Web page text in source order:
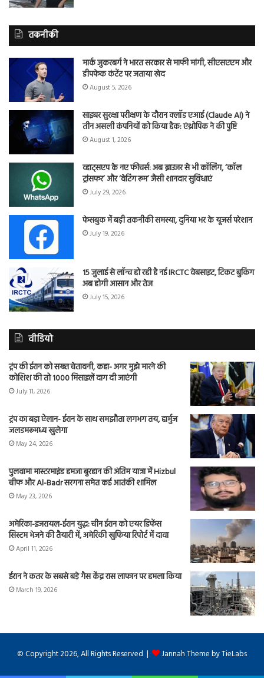
तकनीकी
मार्क जुकरबर्ग ने भारत सरकार से माफी मांगी, सीएसएएम और
डीपफेक कंटेंट पर जताया खेद
August 5, 2026
साइबर सुरक्षा परीक्षण के दौरान क्लॉड एआई (Claude AI) ने
तीन असली कंपनियों को किया हैक: एंथ्रोपिक ने की पुष्टि
August 1, 2026
व्हाट्सएप के नए फीचर्स: अब ब्राउजर से भी कॉलिंग, ‘कॉल
ट्रांसफर’ और ‘वेटिंग रूम’ जैसी शानदार सुविधाएं
July 29, 2026
फेसबुक में बड़ी तकनीकी समस्या, दुनिया भर के यूजर्स परेशान
July 19, 2026
15 जुलाई से लॉन्च हो रही है नई IRCTC वेबसाइट, टिकट बुकिंग
अब होगी आसान और तेज
July 15, 2026
वीडियो
ट्रंप की ईरान को सख्त चेतावनी, कहा- अगर मुझे मारने की
कोशिश की तो 1000 मिसाइलें दाग दी जाएंगी
July 11, 2026
ट्रंप का बड़ा ऐलान- ईरान के साथ समझौता लगभग तय, हार्मुज
जलडमरूमध्य खुलेगा
May 24, 2026
पुलवामा मास्टरमाइंड हमजा बुरहान की अंतिम यात्रा में Hizbul
चीफ और Al-Badr सरगना समेत कई आतंकी शामिल
May 23, 2026
अमेरिका-इजरायल-ईरान युद्ध: चीन ईरान को एयर डिफेंस
सिस्टम भेजने की तैयारी में, अमेरिकी खुफिया रिपोर्ट में दावा
April 11, 2026
ईरान ने कतर के सबसे बड़े गैस केंद्र रास लाफान पर हमला किया
March 19, 2026
© Copyright 2026, All Rights Reserved | Jannah Theme by TieLabs